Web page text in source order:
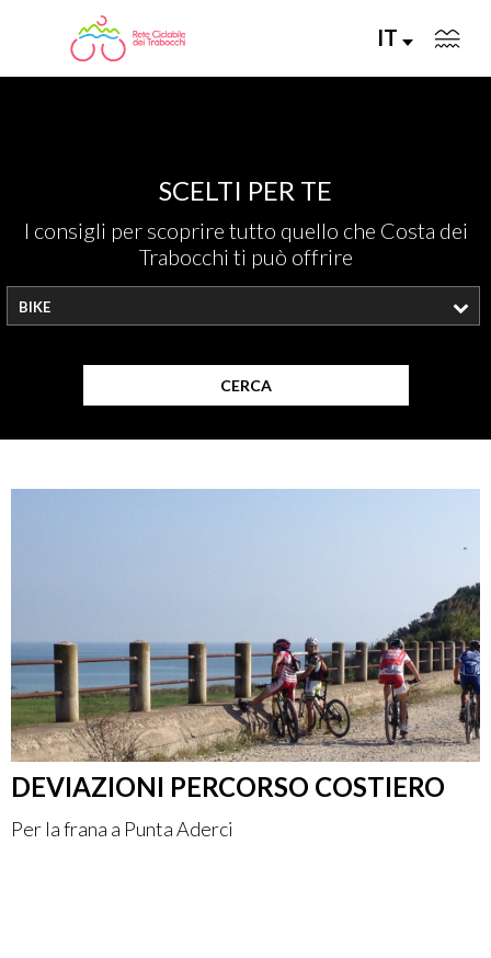
IT
PERCORSI CONSIGLIATI
PERCORSI FAI DA TE
SERVIZI
IT
SCELTI PER TE
I consigli per scoprire tutto quello che Costa dei
Trabocchi ti può offrire
BIKE
DEVIAZIONI PERCORSO COSTIERO
Per la frana a Punta Aderci